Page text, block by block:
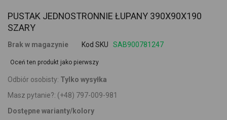
PUSTAK JEDNOSTRONNIE ŁUPANY 390X90X190
SZARY
Brak w magazynie Kod SKU SAB900781247
Oceń ten produkt jako pierwszy
Odbiór osobisty: Tylko wysyłka
Masz pytanie?: (+48) 797-009-981
Dostępne warianty/kolory